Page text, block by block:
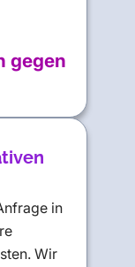
gegen
in
Wir